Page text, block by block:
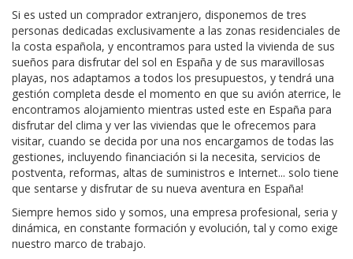
Si es usted un comprador extranjero, disponemos de tres
personas dedicadas exclusivamente a las zonas residenciales de
la costa española, y encontramos para usted la vivienda de sus
sueños para disfrutar del sol en España y de sus maravillosas
playas, nos adaptamos a todos los presupuestos, y tendrá una
gestión completa desde el momento en que su avión aterrice, le
encontramos alojamiento mientras usted este en España para
disfrutar del clima y ver las viviendas que le ofrecemos para
visitar, cuando se decida por una nos encargamos de todas las
gestiones, incluyendo financiación si la necesita, servicios de
postventa, reformas, altas de suministros e Internet... solo tiene
que sentarse y disfrutar de su nueva aventura en España!
Siempre hemos sido y somos, una empresa profesional, seria y
dinámica, en constante formación y evolución, tal y como exige
nuestro marco de trabajo.